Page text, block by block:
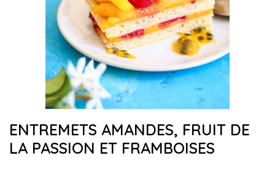
ENTREMETS AMANDES, FRUIT DE
LA PASSION ET FRAMBOISES